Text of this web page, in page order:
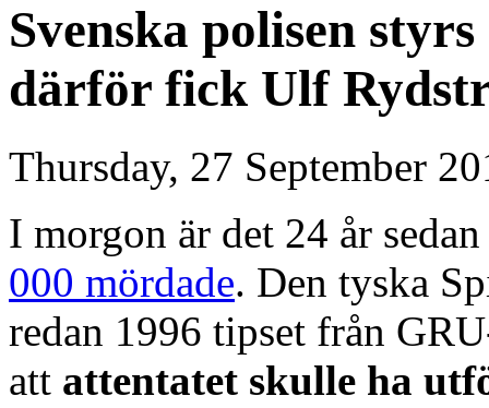
Svenska polisen
därför fick Ulf
Thursday, 27 September
I morgon är det 24 år
000 mördade. Den tyska
redan 1996 tipset från
att attentatet skulle ha